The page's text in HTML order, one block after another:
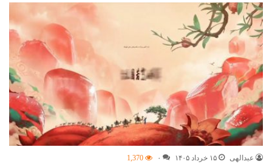
عبدالهی ۱۵ خرداد ۱۴۰۵ ۰ 1,370